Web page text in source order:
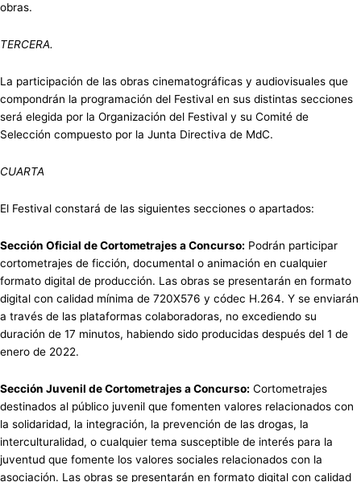
obras.
TERCERA.
La participación de las obras cinematográficas y audiovisuales que
compondrán la programación del Festival en sus distintas secciones
será elegida por la Organización del Festival y su Comité de
Selección compuesto por la Junta Directiva de MdC.
CUARTA
El Festival constará de las siguientes secciones o apartados:
Sección Oficial de Cortometrajes a Concurso: Podrán participar
cortometrajes de ficción, documental o animación en cualquier
formato digital de producción. Las obras se presentarán en formato
digital con calidad mínima de 720X576 y códec H.264. Y se enviarán
a través de las plataformas colaboradoras, no excediendo su
duración de 17 minutos, habiendo sido producidas después del 1 de
enero de 2022.
Sección Juvenil de Cortometrajes a Concurso: Cortometrajes
destinados al público juvenil que fomenten valores relacionados con
la solidaridad, la integración, la prevención de las drogas, la
interculturalidad, o cualquier tema susceptible de interés para la
juventud que fomente los valores sociales relacionados con la
asociación. Las obras se presentarán en formato digital con calidad